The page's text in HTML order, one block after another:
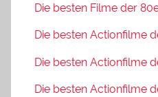
Die besten Filme der
Die besten Actionfilme
Die besten Actionfilme
Die besten Actionfilme